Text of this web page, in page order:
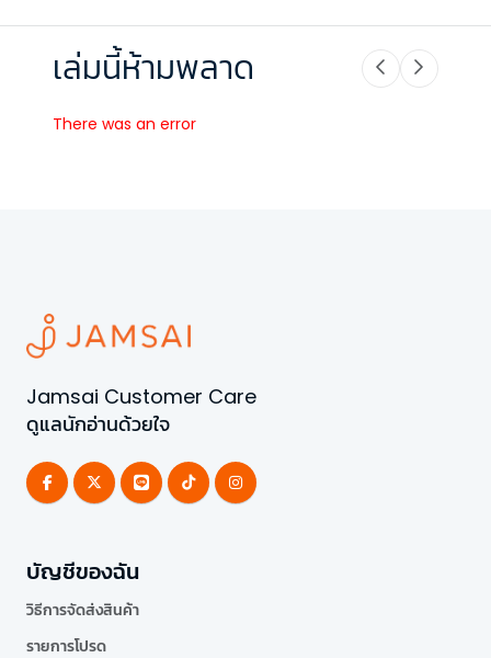
เล่มนี้ห้ามพลาด
There was an error
Jamsai Customer Care
ดูแลนักอ่านด้วยใจ
บัญชีของฉัน
วิธีการจัดส่งสินค้า
รายการโปรด